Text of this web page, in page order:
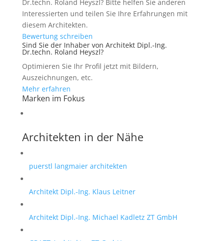
Dr.techn. Roland Heyszl? Bitte helfen Sie anderen
Interessierten und teilen Sie Ihre Erfahrungen mit
diesem Architekten.
Bewertung schreiben
Sind Sie der Inhaber von Architekt Dipl.-Ing.
Dr.techn. Roland Heyszl?
Optimieren Sie Ihr Profil jetzt mit Bildern,
Auszeichnungen, etc.
Mehr erfahren
Marken im Fokus
Architekten in der Nähe
puerstl langmaier architekten
Architekt Dipl.-Ing. Klaus Leitner
Architekt Dipl.-Ing. Michael Kadletz ZT GmbH